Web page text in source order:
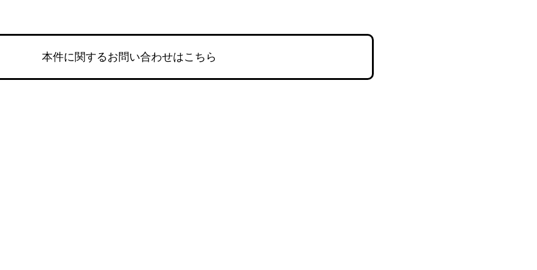
本件に関するお問い合わせはこちら